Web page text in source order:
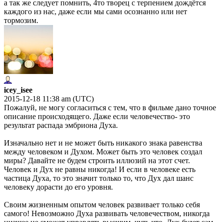
а так же следует помнить, 4то творец с терпением дождётся
каждого из нас, даже если мы сами осознанно или нет
тормозим.
icey_isee
2015-12-18 11:38 am (UTC)
Пожалуй, не могу согласиться с тем, что в фильме дано точное
описание происходящего. Даже если человечество- это
результат распада эмбриона Духа.
Изначально нет и не может быть никакого знака равенства
между человеком и Духом. Может быть это человек создал
миры? Давайте не будем строить иллюзий на этот счет.
Человек и Дух не равны никогда! И если в человеке есть
частица Духа, то это значит только то, что Дух дал шанс
человеку дорасти до его уровня.
Своим жизненным опытом человек развивает только себя
самого! Невозможно Духа развивать человечеством, никогда